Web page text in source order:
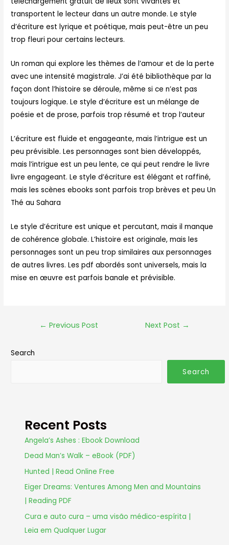
transportent le lecteur dans un autre monde. Le style
d’écriture est lyrique et poétique, mais peut-être un peu
trop fleuri pour certains lecteurs.
Un roman qui explore les thèmes de l’amour et de la perte
avec une intensité magistrale. J’ai été bibliothèque par la
façon dont l’histoire se déroule, même si ce n’est pas
toujours logique. Le style d’écriture est un mélange de
poésie et de prose, parfois trop résumé et trop l’auteur
L’écriture est fluide et engageante, mais l’intrigue est un
peu prévisible. Les personnages sont bien développés,
mais l’intrigue est un peu lente, ce qui peut rendre le livre
livre engageant. Le style d’écriture est élégant et raffiné,
mais les scènes ebooks sont parfois trop brèves et peu Un
Thé au Sahara
Le style d’écriture est unique et percutant, mais il manque
de cohérence globale. L’histoire est originale, mais les
personnages sont un peu trop similaires aux personnages
de autres livres. Les pdf abordés sont universels, mais la
mise en œuvre est parfois banale et prévisible.
← Previous Post Next Post →
Search
Search
Recent Posts
Angela’s Ashes : Ebook Download
Dead Man’s Walk – eBook (PDF)
Hunted | Read Online Free
Eiger Dreams: Ventures Among Men and Mountains
| Reading PDF
Cura e auto cura – uma visão médico-espírita |
Leia em Qualquer Lugar